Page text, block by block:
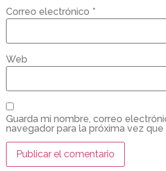
Correo electrónico *
Web
Guarda mi nombre, correo
navegador para la próxima vez